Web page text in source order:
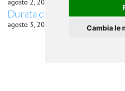
Cambia le
agosto 2, 2026
Durata del volo da Madrid
agosto 3, 2026